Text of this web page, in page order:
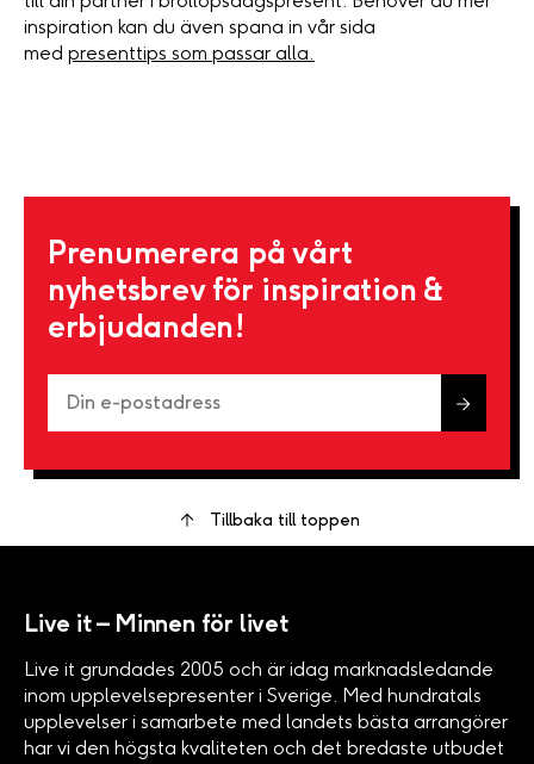
inspiration kan du även spana in vår sida
med presenttips som passar alla.
Prenumerera på vårt
nyhetsbrev för inspiration &
erbjudanden!
Tillbaka till toppen
Live it – Minnen för livet
Live it grundades 2005 och är idag marknadsledande
inom upplevelsepresenter i Sverige. Med hundratals
upplevelser i samarbete med landets bästa arrangörer
har vi den högsta kvaliteten och det bredaste utbudet